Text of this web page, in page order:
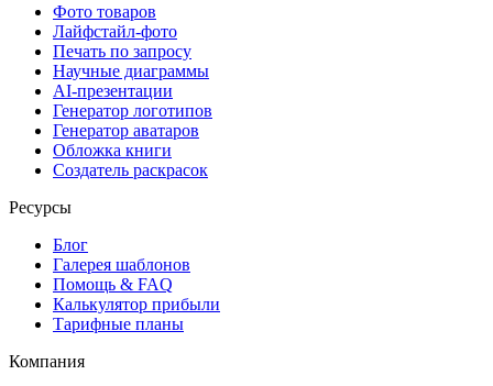
Фото товаров
Лайфстайл-фото
Печать по запросу
Научные диаграммы
AI-презентации
Генератор логотипов
Генератор аватаров
Обложка книги
Создатель раскрасок
Ресурсы
Блог
Галерея шаблонов
Помощь & FAQ
Калькулятор прибыли
Тарифные планы
Компания